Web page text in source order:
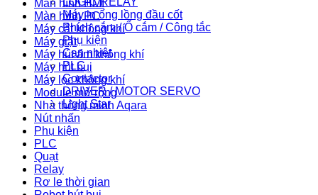
Máy in ống lồng đầu cốt
Phích cắm / Ổ cắm / Công tắc
Phụ kiện
Can nhiệt
PLC
Contactor
DRIVER / MOTOR SERVO
Light Star
Màn hình HMI
Màn hình PC
Máy cắt không khí
Máy giặt
Máy hút ẩm không khí
Máy hút bụi
Máy lọc không khí
Module mở rộng
Nhà thông minh Aqara
Nút nhấn
Phụ kiện
PLC
Quạt
Relay
Rơ le thời gian